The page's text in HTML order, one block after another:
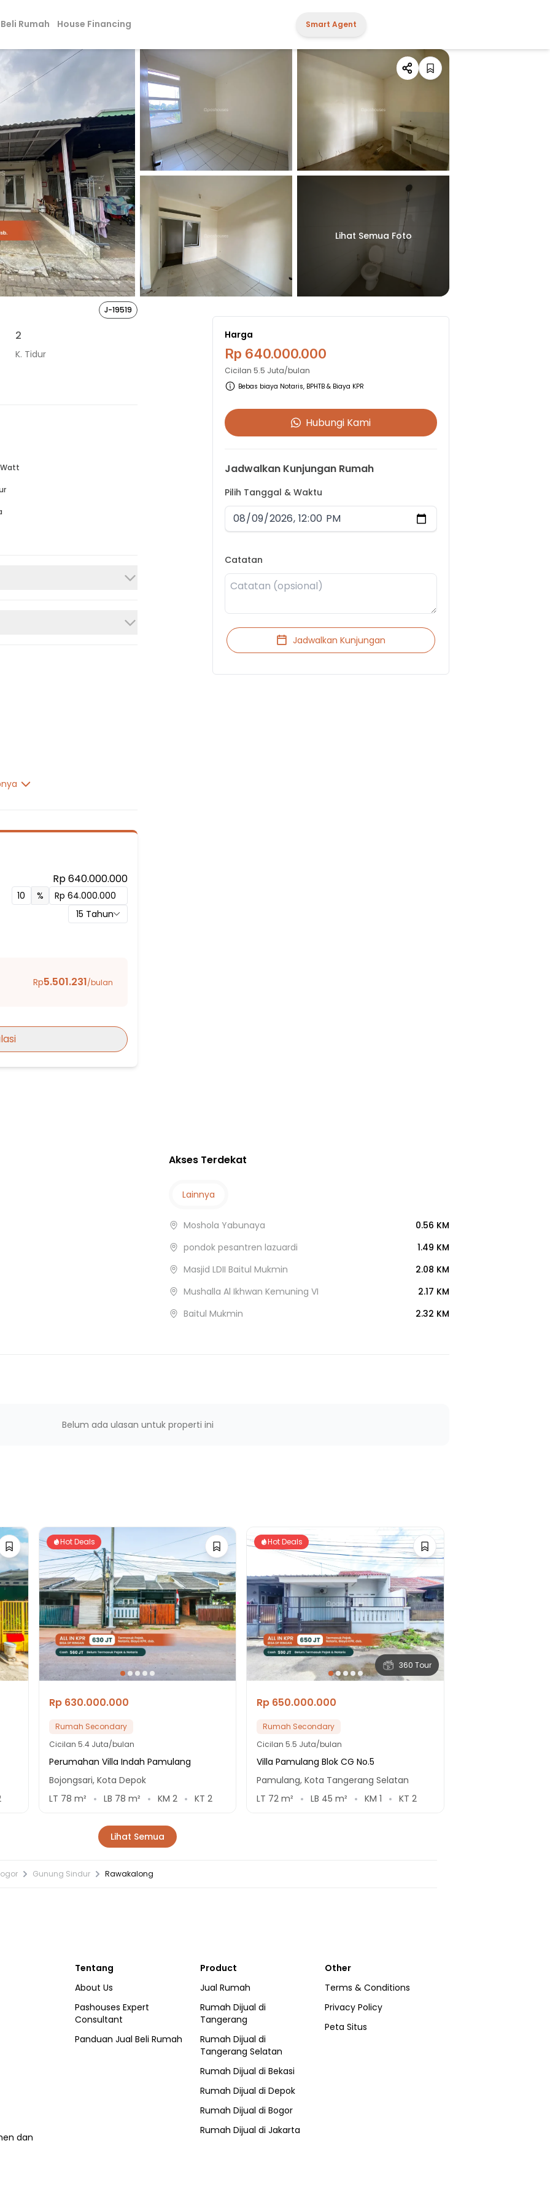
Beli Rumah House Financing Smart Agent
Lihat Semua Foto
J-19519
2
K. Tidur
Watt
Selatan
Rp 640.000.000
%
15 Tahun
Rp5.501.231/bulan
Harga
Rp 640.000.000
Cicilan5.5 Juta/bulan
Bebas biaya Notaris, BPHTB & Biaya KPR
Hubungi Kami
Jadwalkan Kunjungan Rumah
Pilih Tanggal & Waktu
Catatan
Jadwalkan Kunjungan
Akses Terdekat
Lainnya
Moshola Yabunaya
0.56 KM
pondok pesantren lazuardi
1.49 KM
Masjid LDII Baitul Mukmin
2.08 KM
Mushalla Al Ikhwan Kemuning VI
2.17 KM
Baitul Mukmin
2.32 KM
Belum ada ulasan untuk properti ini
Hot Deals
Rp 630.000.000
Rumah Secondary
Cicilan 5.4 Juta/bulan
Perumahan Villa Indah Pamulang
Bojongsari, Kota Depok
LT 78 m² LB 78 m² KM 2 KT 2
360 Tour
Hot Deals
Rp 650.000.000
Rumah Secondary
Cicilan5.5 Juta/bulan
Villa Pamulang Blok CG No.5
Pamulang, Kota Tangerang Selatan
LT 72 m² LB 45 m² KM1 KT2
Lihat Semua
Gunung Sindur Rawakalong
dan
Tentang
About Us
Pashouses Expert
Consultant
Panduan Jual Beli Rumah
Product
Jual Rumah
Rumah Dijual di
Tangerang
Rumah Dijual di
Tangerang Selatan
Rumah Dijual di Bekasi
Rumah Dijual di Depok
Rumah Dijual di Bogor
Rumah Dijual di Jakarta
Other
Terms & Conditions
Privacy Policy
Peta Situs